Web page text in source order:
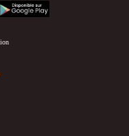
googleplay